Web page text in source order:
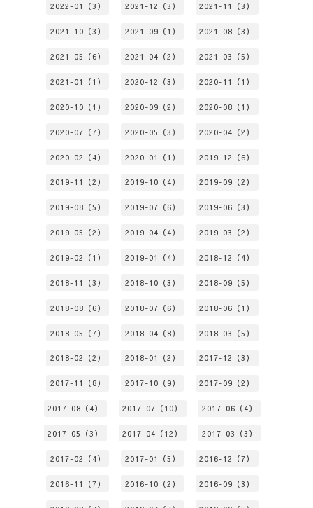
2022-01（3） 2021-12（3） 2021-11（3）
2021-10（3） 2021-09（1） 2021-08（3）
2021-05（6） 2021-04（2） 2021-03（5）
2021-01（1） 2020-12（3） 2020-11（1）
2020-10（1） 2020-09（2） 2020-08（1）
2020-07（7） 2020-05（3） 2020-04（2）
2020-02（4） 2020-01（1） 2019-12（6）
2019-11（2） 2019-10（4） 2019-09（2）
2019-08（5） 2019-07（6） 2019-06（3）
2019-05（2） 2019-04（4） 2019-03（2）
2019-02（1） 2019-01（4） 2018-12（4）
2018-11（3） 2018-10（3） 2018-09（5）
2018-08（6） 2018-07（6） 2018-06（1）
2018-05（7） 2018-04（8） 2018-03（5）
2018-02（2） 2018-01（2） 2017-12（3）
2017-11（8） 2017-10（9） 2017-09（2）
2017-08（4） 2017-07（10） 2017-06（4）
2017-05（3） 2017-04（12） 2017-03（3）
2017-02（4） 2017-01（5） 2016-12（7）
2016-11（7） 2016-10（2） 2016-09（3）